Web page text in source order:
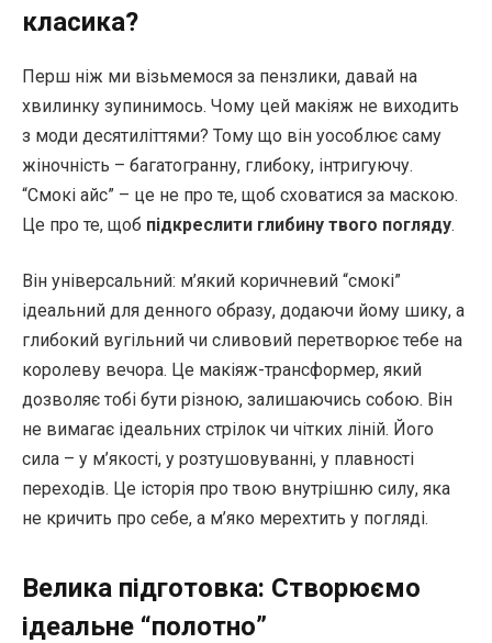
класика?
Перш ніж ми візьмемося за пензлики, давай на
хвилинку зупинимось. Чому цей макіяж не виходить
з моди десятиліттями? Тому що він уособлює саму
жіночність – багатогранну, глибоку, інтригуючу.
“Смокі айс” – це не про те, щоб сховатися за маскою.
Це про те, щоб підкреслити глибину твого погляду.
Він універсальний: м’який коричневий “смокі”
ідеальний для денного образу, додаючи йому шику, а
глибокий вугільний чи сливовий перетворює тебе на
королеву вечора. Це макіяж-трансформер, який
дозволяє тобі бути різною, залишаючись собою. Він
не вимагає ідеальних стрілок чи чітких ліній. Його
сила – у м’якості, у розтушовуванні, у плавності
переходів. Це історія про твою внутрішню силу, яка
не кричить про себе, а м’яко мерехтить у погляді.
Велика підготовка: Створюємо
ідеальне “полотно”